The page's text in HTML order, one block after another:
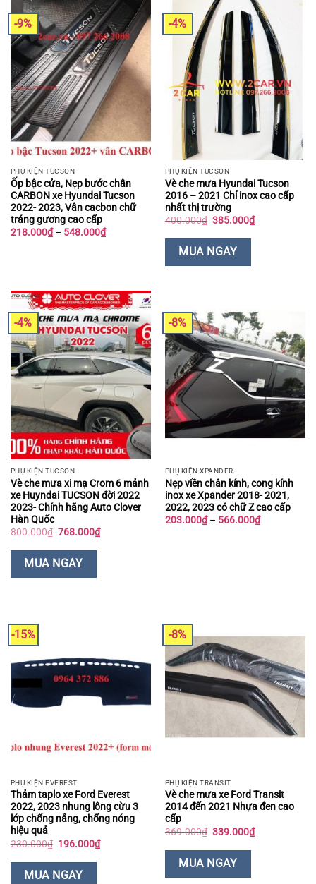
-9%
PHỤ KIỆN TUCSON
Ốp bậc cửa, Nẹp bước chân
CARBON xe Hyundai Tucson
2022- 2023, Vân cacbon chữ
tráng gương cao cấp
218.000₫ – 548.000₫Khoảng
giá:
-4%
PHỤ KIỆN TUCSON
Vè che mưa Hyundai Tucson
2016 – 2021 Chỉ inox cao cấp
nhất thị trường
400.000₫ Giá
là:
400.000₫.
385.000₫Giá
hiện
MUA NGAY
-4%
PHỤ KIỆN TUCSON
Vè che mưa xi mạ Crom 6 mảnh
xe Huyndai TUCSON đời 2022
2023- Chính hãng Auto Clover
Hàn Quốc
800.000₫ Giá
là:
800.000₫.
768.000₫Giá
hiện
MUA NGAY
-8%
PHỤ KIỆN XPANDER
Nẹp viền chân kính, cong kính
inox xe Xpander 2018- 2021,
2022, 2023 có chữ Z cao cấp
203.000₫ – 566.000₫Khoảng
giá:
-15%
PHỤ KIỆN EVEREST
Thảm taplo xe Ford Everest
2022, 2023 nhung lông cừu 3
lớp chống nắng, chống nóng
hiệu quả
230.000₫ Giá
là:
230.000₫.
196.000₫Giá
hiện
MUA NGAY
-8%
PHỤ KIỆN TRANSIT
Vè che mưa xe Ford Transit
2014 đến 2021 Nhựa đen cao
cấp
369.000₫ Giá
là:
369.000₫.
339.000₫Giá
hiện
MUA NGAY